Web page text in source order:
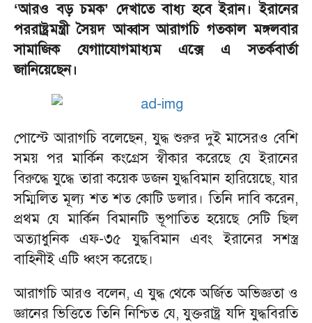
‘আরও বড় চমক’ দেখাতে বাধ্য হবে ইরান। ইরানের
পররাষ্ট্রমন্ত্রী সৈয়দ আব্বাস আরাগচি গতকাল মঙ্গলবার
সামাজিক যেগাাযোগমাধ্যম এক্সে এ সতর্কবার্তা
জানিয়েছেন।
পোস্টে আরাগচি বলেছেন, যুদ্ধ শুরুর দুই মাসেরও বেশি
সময় পর মার্কিন কংগ্রেস স্বীকার করেছে যে ইরানের
বিরুদ্ধে যুদ্ধে তারা কয়েক ডজন যুদ্ধবিমান হারিয়েছে, যার
সম্মিলিত মূল্য শত শত কোটি ডলার। তিনি দাবি করেন,
প্রথম যে মার্কিন বিমানটি ভূপাতিত হয়েছে সেটি ছিল
অত্যাধুনিক এফ-৩৫ যুদ্ধবিমান এবং ইরানের সশস্ত্র
বাহিনীই এটি ধ্বংস করেছে।
আরাগচি আরও বলেন, এ যুদ্ধ থেকে অর্জিত অভিজ্ঞতা ও
জ্ঞানের ভিত্তিতে তিনি নিশ্চিত যে, যুক্তরাষ্ট্র যদি যুদ্ধবিরতি